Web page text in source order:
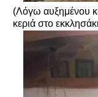
(Λόγω αυξημένου
κεριά στο